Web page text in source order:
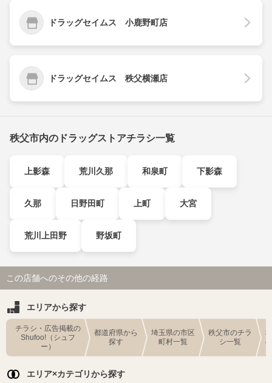
ドラッグセイムス 小鹿野町店
ドラッグセイムス 秩父横瀬店
秩父市内のドラッグストアチラシ一覧
上影森 荒川久那 和泉町 下影森
久那 日野田町 上町 大宮
荒川上田野 野坂町
この店舗へのその他の経路
エリアから探す
チラシ・広告掲載の
Shufoo!（シュフ
ー）
都道府県から
探す
埼玉県の市区
町村一覧
秩父市のチラ
シ一覧
エリア×カテゴリから探す